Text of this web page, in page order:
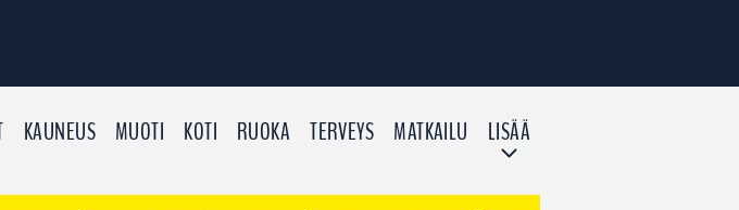
KAUNEUS MUOTI KOTI RUOKA TERVEYS MATKAILU LISÄÄ